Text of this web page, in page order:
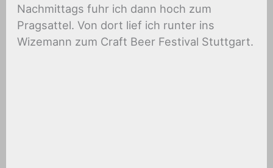
Nachmittags fuhr ich dann hoch zum
Pragsattel. Von dort lief ich runter ins
Wizemann zum Craft Beer Festival Stuttgart.